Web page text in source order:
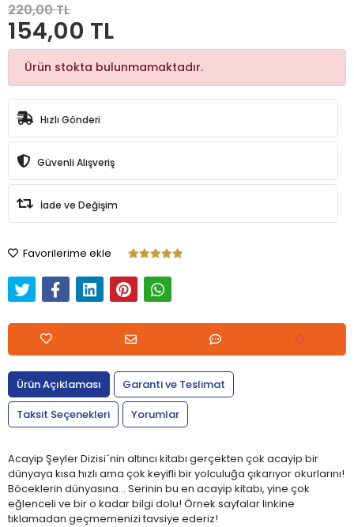
220,00 TL
154,00 TL
Ürün stokta bulunmamaktadır.
Hızlı Gönderi
Güvenli Alışveriş
İade ve Değişim
Favorilerime ekle
Ürün Açıklaması
Garanti ve Teslimat
Taksit Seçenekleri
Yorumlar
Acayip Şeyler Dizisi´nin altıncı kitabı gerçekten çok acayip bir
dünyaya kısa hızlı ama çok keyifli bir yolculuğa çıkarıyor okurlarını!
Böceklerin dünyasına... Serinin bu en acayip kitabı, yine çok
eğlenceli ve bir o kadar bilgi dolu! Örnek sayfalar linkine
tıklamadan geçmemenizi tavsiye ederiz!